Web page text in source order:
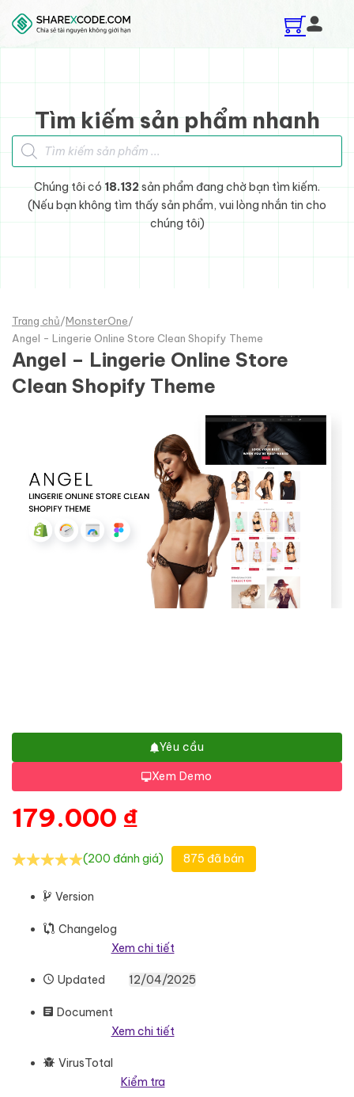
Skip to main content
Skip to footer
Tìm kiếm sản phẩm nhanh
Tìm kiếm sản phẩm
Chúng tôi có 18.132sản phẩm đang chờ bạn tìm kiếm.
(Nếu bạn không tìm thấy sản phẩm, vui lòng nhắn tin cho
chúng tôi)
Trang chủ/MonsterOne/
Angel - Lingerie Online Store Clean Shopify Theme
Angel – Lingerie Online Store
Clean Shopify Theme
Yêu cầu
Xem Demo
179.000 ₫
(200 đánh giá) 875 đã bán
Version
Changelog
Xem chi tiết
Updated 12/04/2025
Document
Xem chi tiết
VirusTotal
Kiểm tra